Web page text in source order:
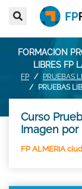
FORMACION
LIBRES FP
FP
PRUEBAS
PRUEBAS
Curso
Imagen por
FP ALMERIA